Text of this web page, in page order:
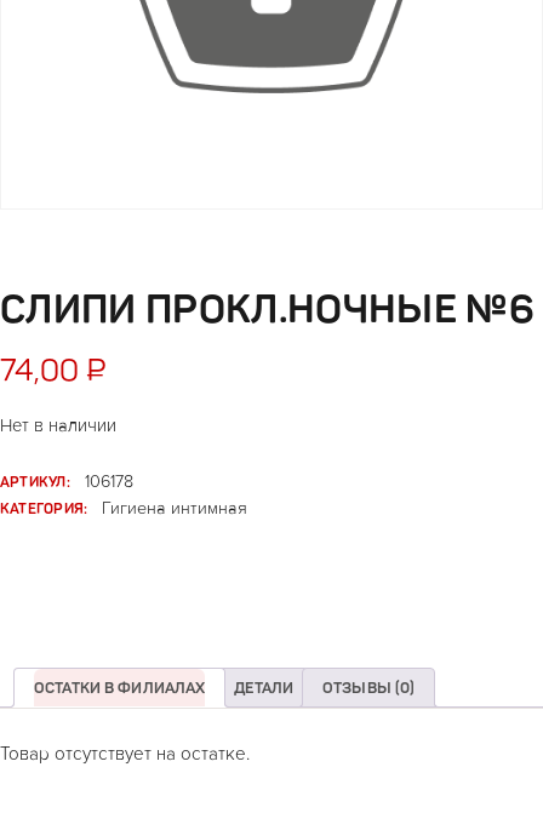
СЛИПИ ПРОКЛ.НОЧНЫЕ №6
74,00 ₽
Нет в наличии
АРТИКУЛ:
106178
КАТЕГОРИЯ:
Гигиена интимная
ОСТАТКИ В ФИЛИАЛАХ ДЕТАЛИ ОТЗЫВЫ (0)
Товар отсутствует на остатке.